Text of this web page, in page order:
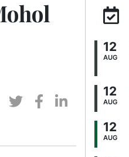
12
AUG
12
AUG
12
AUG